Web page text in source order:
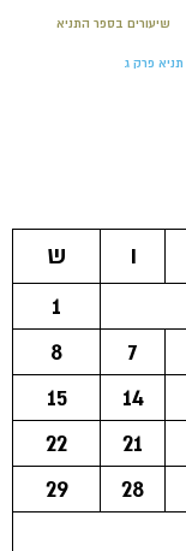
שיעורים בספר התניא
תניא פרק ג
ו
ש
1
7
8
14
15
21
22
28
29